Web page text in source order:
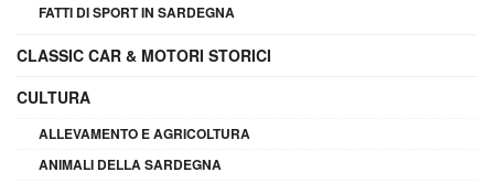
FATTI DI SPORT IN SARDEGNA
CLASSIC CAR & MOTORI STORICI
CULTURA
ALLEVAMENTO E AGRICOLTURA
ANIMALI DELLA SARDEGNA